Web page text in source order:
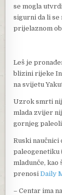
se mogla
sigurni da li se
prijelaznom
Leš je
blizini rijeke
na svijetu
Uzrok smrti
mlada zvijer
gornjeg
Ruski naučnici
paleogenetiku
mladunče, kao
prenosiDaily
– Centar ima